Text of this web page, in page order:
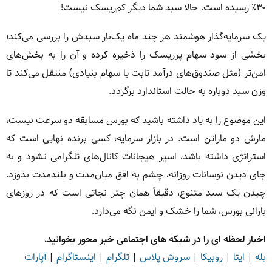
۳۰٪ رسیده است. حالا سبد شما دیگر کم‌ریسک نیست!
یک سرمایه‌گذار هوشمند هر چند ماه یک‌بار سبدش را بررسی می‌کند؛
بخشی از سود سهام پرریسک را ذخیره کرده و آن را به بخش‌های
امن‌تر (مثل صندوق‌های درآمد ثابت یا سهام بنیادی) منتقل می‌کند تا
وزن سبد دوباره به حالت استاندارد برگردد.
این موضوع را به یاد داشته باشید که بورس مسابقه دو سرعت نیست،
مارش دو ماراتن است. در بازار سرمایه، کسی برنده نهایی است که
استراتژی داشته باشد، اسیر هیجانات کانال‌های تلگرامی نشود و به
جای دیدن نوسانات روزانه، چشم به افق میان‌مدت و بلندمدت بدوزد.
چیدن یک سبد متنوع، دقیقاً همان چتر نجاتی است که در روزهای
بارانی بورس، شما را خشک و ایمن نگه می‌دارد.
اخبار لحظه ای را در شبکه های اجتماعی خبر محور بخوانید.
بله | ایتا | روبیکا | سروش پلاس | تلگرام | اینستاگرام |آپارات